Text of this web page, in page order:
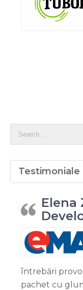
Testimoniale
Elena
întrebări
pachet cu